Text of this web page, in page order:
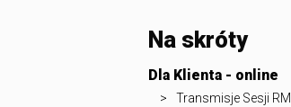
Na skróty
Dla Klienta - online
Transmisje Sesji RM